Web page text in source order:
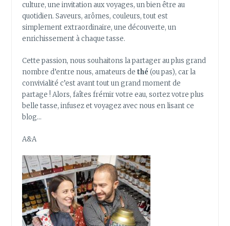
culture, une invitation aux voyages, un bien être au
quotidien. Saveurs, arômes, couleurs, tout est
simplement extraordinaire, une découverte, un
enrichissement à chaque tasse.
Cette passion, nous souhaitons la partager au plus grand
nombre d’entre nous, amateurs de thé (ou pas), car la
convivialité c’est avant tout un grand moment de
partage ! Alors, faîtes frémir votre eau, sortez votre plus
belle tasse, infusez et voyagez avec nous en lisant ce
blog…
A&A